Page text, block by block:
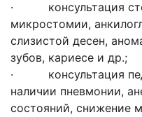
· консультация
микростомии,
слизистой десен,
зубов, кариесе и др.;
· консультация
наличии пневмонии,
состояний, снижение